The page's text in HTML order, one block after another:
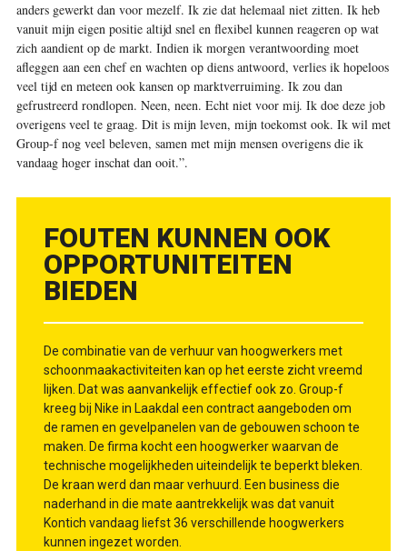
anders gewerkt dan voor mezelf. Ik zie dat helemaal niet zitten. Ik heb
vanuit mijn eigen positie altijd snel en flexibel kunnen reageren op wat
zich aandient op de markt. Indien ik morgen verantwoording moet
afleggen aan een chef en wachten op diens antwoord, verlies ik hopeloos
veel tijd en meteen ook kansen op marktverruiming. Ik zou dan
gefrustreerd rondlopen. Neen, neen. Echt niet voor mij. Ik doe deze job
overigens veel te graag. Dit is mijn leven, mijn toekomst ook. Ik wil met
Group-f nog veel beleven, samen met mijn mensen overigens die ik
vandaag hoger inschat dan ooit.”.
FOUTEN KUNNEN OOK
OPPORTUNITEITEN
BIEDEN
De combinatie van de verhuur van hoogwerkers met
schoonmaakactiviteiten kan op het eerste zicht vreemd
lijken. Dat was aanvankelijk effectief ook zo. Group-f
kreeg bij Nike in Laakdal een contract aangeboden om
de ramen en gevelpanelen van de gebouwen schoon te
maken. De firma kocht een hoogwerker waarvan de
technische mogelijkheden uiteindelijk te beperkt bleken.
De kraan werd dan maar verhuurd. Een business die
naderhand in die mate aantrekkelijk was dat vanuit
Kontich vandaag liefst 36 verschillende hoogwerkers
kunnen ingezet worden.